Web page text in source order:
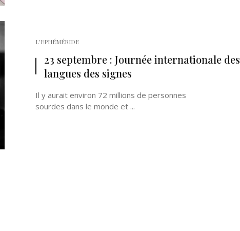
L'EPHÉMÉRIDE
23 septembre : Journée internationale des
langues des signes
Il y aurait environ 72 millions de personnes
sourdes dans le monde et ...